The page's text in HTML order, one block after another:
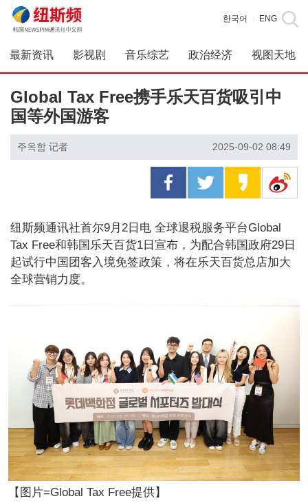
한국어 ENG
最新资讯 影视剧 音乐综艺 政治经济 视图天地
Global Tax Free携手乐天百货吸引中
国等外国游客
주옥함 记者 2025-09-02 08:49
纽斯频通讯社首尔9月2日电 全球退税服务平台Global
Tax Free和韩国乐天百货1日宣布，为配合韩国政府29日
起试行中国团客入境免签政策，将在乐天百货总店加大
全球营销力度。
【图片=Global Tax Free提供】